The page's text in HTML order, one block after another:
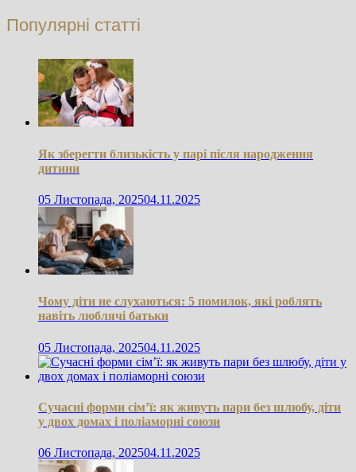
Популярні статті
Як зберегти близькість у парі після народження
дитини
05 Листопада, 202504.11.2025
Чому діти не слухаються: 5 помилок, які роблять
навіть люблячі батьки
05 Листопада, 202504.11.2025
Сучасні форми сім’ї: як живуть пари без шлюбу, діти
у двох домах і поліаморні союзи
06 Листопада, 202504.11.2025